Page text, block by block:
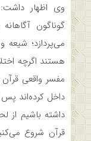
وی اظهار
گوناگون
می‌پردازد؛
هستند اگرچه
مفسر واقعی
داخل کرده‌اند پس
داشته باشیم
قرآن شروع